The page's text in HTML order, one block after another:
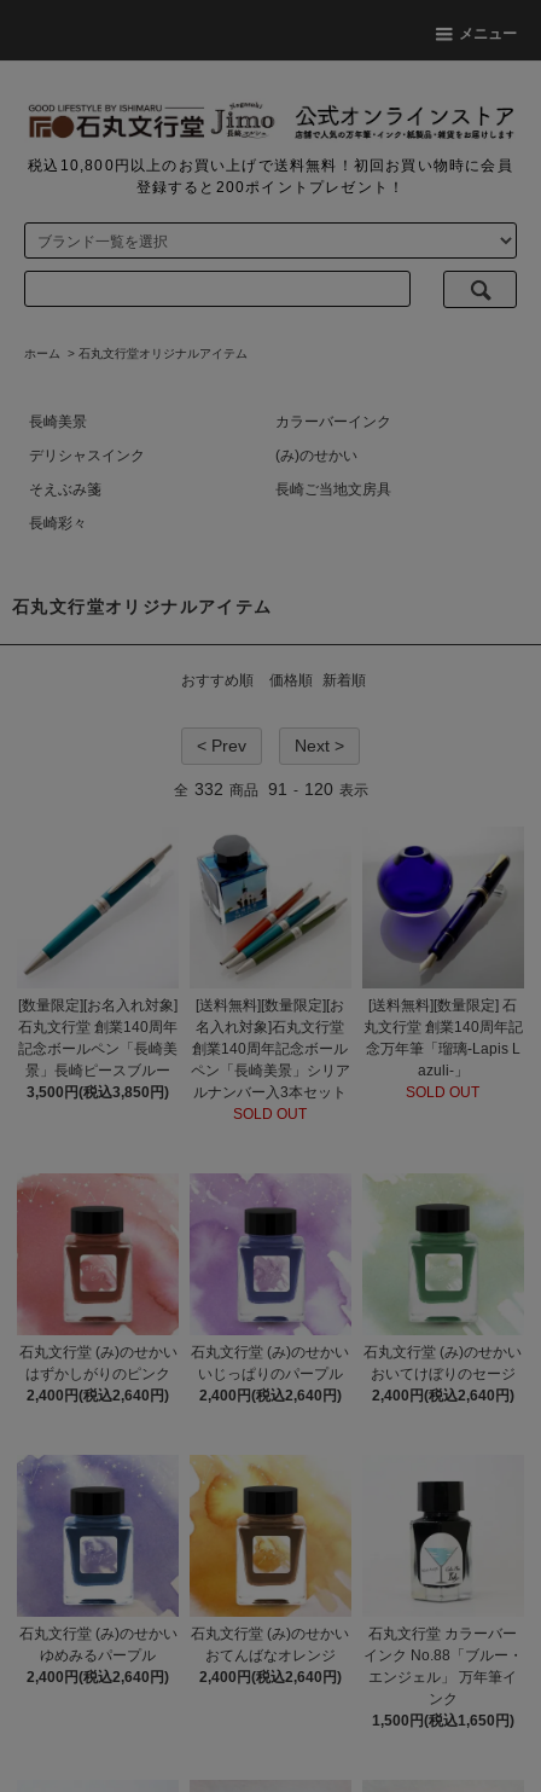
メニュー
税込10,800円以上のお買い上げで送料無料！初回お買い物時に会員
登録すると200ポイントプレゼント！
ホーム > 石丸文行堂オリジナルアイテム
長崎美景
カラーバーインク
デリシャスインク
(み)のせかい
そえぶみ箋
長崎ご当地文房具
長崎彩々
石丸文行堂オリジナルアイテム
おすすめ順 価格順 新着順
< Prev Next >
全 332 商品 91 - 120 表示
[数量限定][お名入れ対象]
石丸文行堂 創業140周年
記念ボールペン「長崎美
景」長崎ピースブルー
3,500円(税込3,850円)
[送料無料][数量限定][お
名入れ対象]石丸文行堂
創業140周年記念ボール
ペン「長崎美景」シリア
ルナンバー入3本セット
SOLD OUT
[送料無料][数量限定] 石
丸文行堂 創業140周年記
念万年筆「瑠璃-Lapis L
azuli-」
SOLD OUT
石丸文行堂 (み)のせかい
はずかしがりのピンク
2,400円(税込2,640円)
石丸文行堂 (み)のせかい
いじっぱりのパープル
2,400円(税込2,640円)
石丸文行堂 (み)のせかい
おいてけぼりのセージ
2,400円(税込2,640円)
石丸文行堂 (み)のせかい
ゆめみるパープル
2,400円(税込2,640円)
石丸文行堂 (み)のせかい
おてんばなオレンジ
2,400円(税込2,640円)
石丸文行堂 カラーバー
インク No.88「ブルー・
エンジェル」 万年筆イ
ンク
1,500円(税込1,650円)